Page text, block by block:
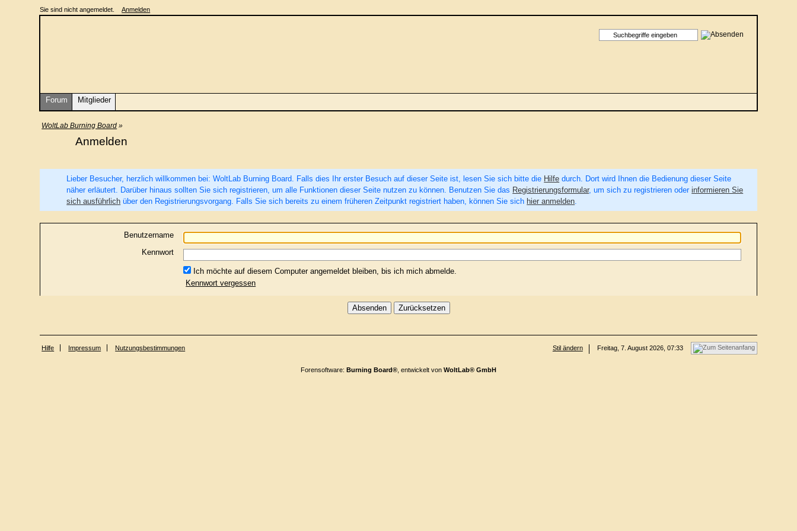
Sie sind nicht angemeldet. Anmelden
Forum Mitglieder
WoltLab Burning Board »
Anmelden
Lieber Besucher, herzlich willkommen bei: WoltLab Burning Board. Falls dies Ihr erster Besuch auf dieser Seite ist, lesen Sie sich bitte die Hilfe durch. Dort wird Ihnen die Bedienung dieser Seite
näher erläutert. Darüber hinaus sollten Sie sich registrieren, um alle Funktionen dieser Seite nutzen zu können. Benutzen Sie das Registrierungsformular, um sich zu registrieren oderinformieren Sie
sich ausführlich über den Registrierungsvorgang. Falls Sie sich bereits zu einem früheren Zeitpunkt registriert haben, können Sie sich hier anmelden.
Benutzername
Kennwort
Ich möchte auf diesem Computer angemeldet bleiben, bis ich mich abmelde.
Kennwort vergessen
Hilfe Impressum Nutzungsbestimmungen Stil ändern Freitag, 7. August 2026, 07:33
Forensoftware: Burning Board® , entwickelt von WoltLab® GmbH